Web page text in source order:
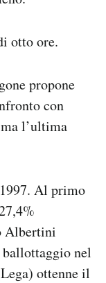
otto ore.
propone
con
l’ultima
Al primo
Albertini
nel
ottenne il